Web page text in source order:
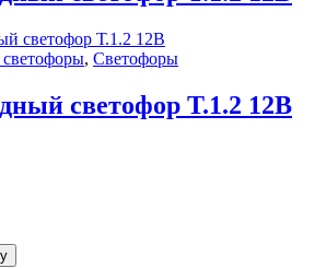
, Светофоры
светофор Т.1.2 12В